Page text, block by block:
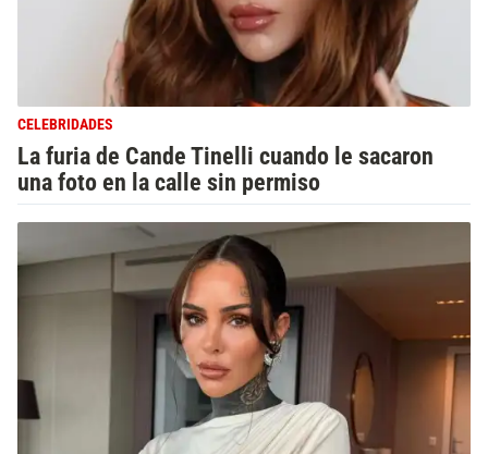
CELEBRIDADES
La furia de Cande Tinelli cuando le sacaron
una foto en la calle sin permiso